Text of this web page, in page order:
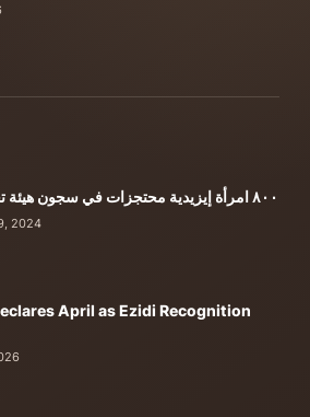
٨٠٠ امرأة إيزيدية محتجزات في سجون هيئة تحرير الشام
2024
April as Ezidi Recognition